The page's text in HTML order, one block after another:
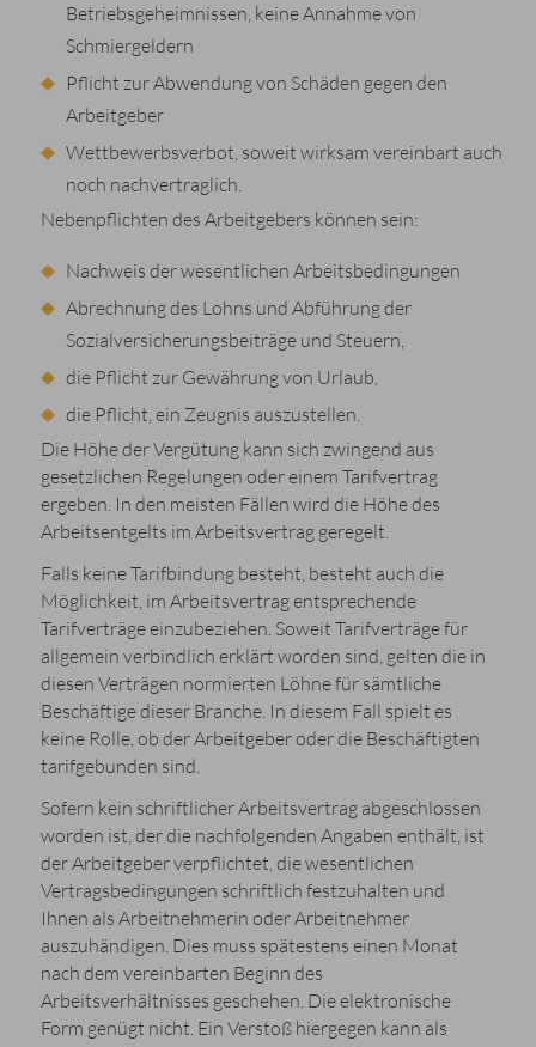
Betriebsgeheimnissen, keine Annahme von
Schmiergeldern
Pflicht zur Abwendung von Schäden gegen den
Arbeitgeber
Wettbewerbsverbot, soweit wirksam vereinbart auch
noch nachvertraglich.
Nebenpflichten des Arbeitgebers können sein:
Nachweis der wesentlichen Arbeitsbedingungen
Abrechnung des Lohns und Abführung der
Sozialversicherungsbeiträge und Steuern,
die Pflicht zur Gewährung von Urlaub,
die Pflicht, ein Zeugnis auszustellen.
Die Höhe der Vergütung kann sich zwingend aus
gesetzlichen Regelungen oder einem Tarifvertrag
ergeben. In den meisten Fällen wird die Höhe des
Arbeitsentgelts im Arbeitsvertrag geregelt.
Falls keine Tarifbindung besteht, besteht auch die
Möglichkeit, im Arbeitsvertrag entsprechende
Tarifverträge einzubeziehen. Soweit Tarifverträge für
allgemein verbindlich erklärt worden sind, gelten die in
diesen Verträgen normierten Löhne für sämtliche
Beschäftige dieser Branche. In diesem Fall spielt es
keine Rolle, ob der Arbeitgeber oder die Beschäftigten
tarifgebunden sind.
Sofern kein schriftlicher Arbeitsvertrag abgeschlossen
worden ist, der die nachfolgenden Angaben enthält, ist
der Arbeitgeber verpflichtet, die wesentlichen
Vertragsbedingungen schriftlich festzuhalten und
Ihnen als Arbeitnehmerin oder Arbeitnehmer
auszuhändigen. Dies muss spätestens einen Monat
nach dem vereinbarten Beginn des
Arbeitsverhältnisses geschehen. Die elektronische
Form genügt nicht. Ein Verstoß hiergegen kann als